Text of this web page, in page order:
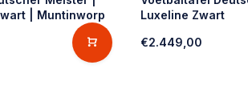
| Muntinworp
Luxeline Zwart
€2.449,00